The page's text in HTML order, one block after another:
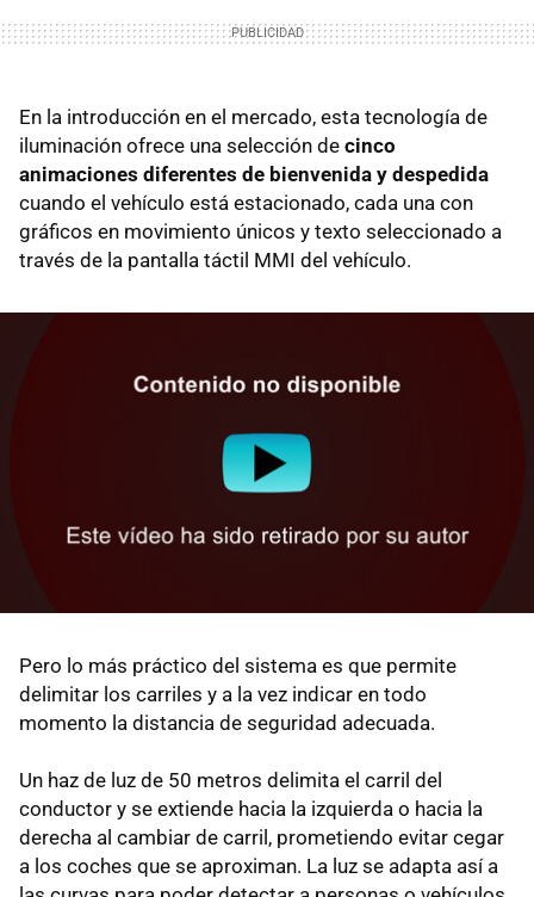
En la introducción en el mercado, esta tecnología de
iluminación ofrece una selección de cinco
animaciones diferentes de bienvenida y despedida
cuando el vehículo está estacionado, cada una con
gráficos en movimiento únicos y texto seleccionado a
través de la pantalla táctil MMI del vehículo.
Pero lo más práctico del sistema es que permite
delimitar los carriles y a la vez indicar en todo
momento la distancia de seguridad adecuada.
Un haz de luz de 50 metros delimita el carril del
conductor y se extiende hacia la izquierda o hacia la
derecha al cambiar de carril, prometiendo evitar cegar
a los coches que se aproximan. La luz se adapta así a